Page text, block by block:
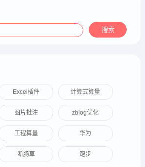
Excel插件 计算式算量
图片批注 zblog优化
工程算量 华为
断肠草 跑步